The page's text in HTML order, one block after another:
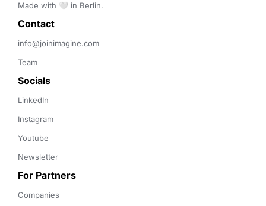
Made with 🤍 in Berlin.
Contact
info@joinimagine.com
Team
Socials
LinkedIn
Instagram
Youtube
Newsletter
For Partners
Companies